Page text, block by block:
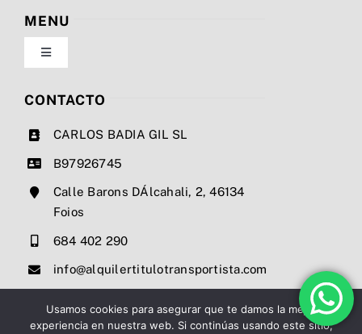
Política de privacidad
Condiciones de uso
MENU
Toggle
Navigation
Nosotros
Precios
Contacto
CONTACTO
CARLOS BADIA GIL SL
B97926745
Calle Barons DÁlcahali, 2, 46134
Foios
684 402 290
info@alquilertitulotransportista.com
Usamos cookies para asegurar que te damos la mejor
experiencia en nuestra web. Si continúas usando este sitio,